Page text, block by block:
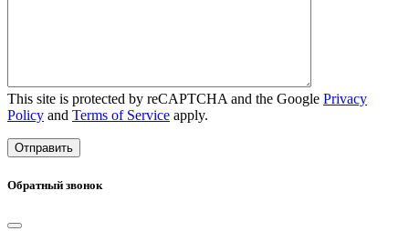
This site is protected by reCAPTCHA and the Google Privacy
Policy and Terms of Service apply.
Обратный звонок